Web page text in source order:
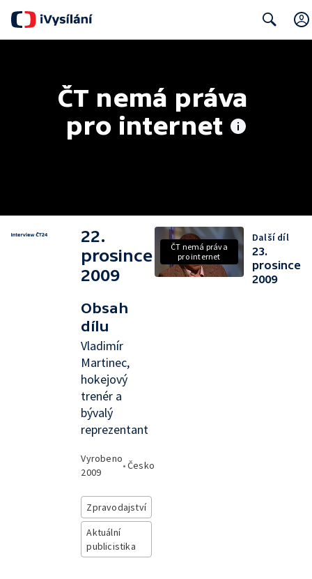
ČT nemá práva
pro internet
22.
prosince
2009
Obsah
dílu
Vladimír
Martinec,
hokejový
trenér a
bývalý
reprezentant
Vyrobeno
2009
•Česko
Zpravodajství
Aktuální
publicistika
ČT nemá práva
pro internet
Další díl
23.
prosince
2009